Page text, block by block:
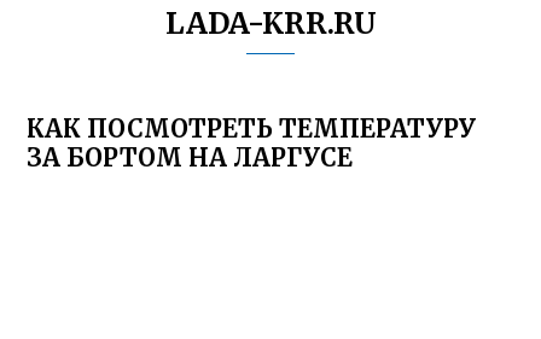
LADA-KRR.RU
КАК ПОСМОТРЕТЬ ТЕМПЕРАТУРУ
ЗА БОРТОМ НА ЛАРГУСЕ